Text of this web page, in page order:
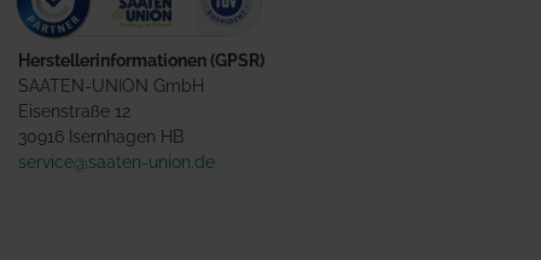
Herstellerinformationen (GPSR)
SAATEN-UNION GmbH
Eisenstraße 12
30916 Isernhagen HB
service@saaten-union.de